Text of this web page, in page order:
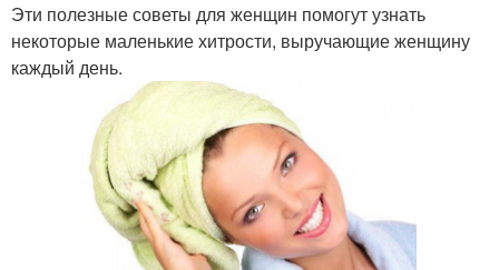
Эти полезные советы для женщин помогут узнать
некоторые маленькие хитрости, выручающие женщину
каждый день.